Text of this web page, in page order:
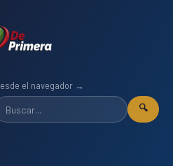
el navegador →
🔍